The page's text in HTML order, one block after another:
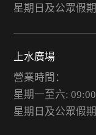
星期日及公眾假
上水廣場
營業時間：
星期一至六:
星期日及公眾假